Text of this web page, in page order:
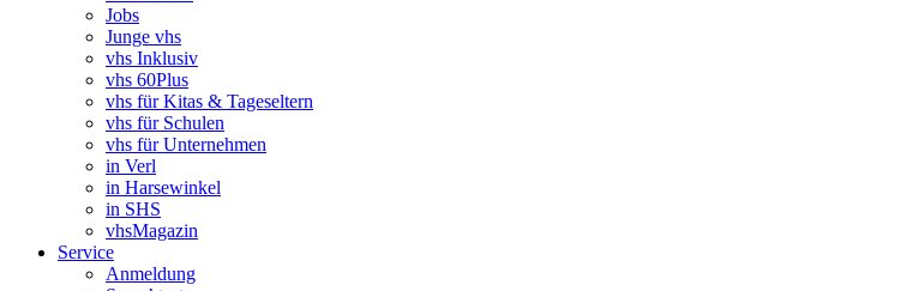
Jobs
Junge vhs
vhs Inklusiv
vhs 60Plus
vhs für Kitas & Tageseltern
vhs für Schulen
vhs für Unternehmen
in Verl
in Harsewinkel
in SHS
vhsMagazin
Service
Anmeldung